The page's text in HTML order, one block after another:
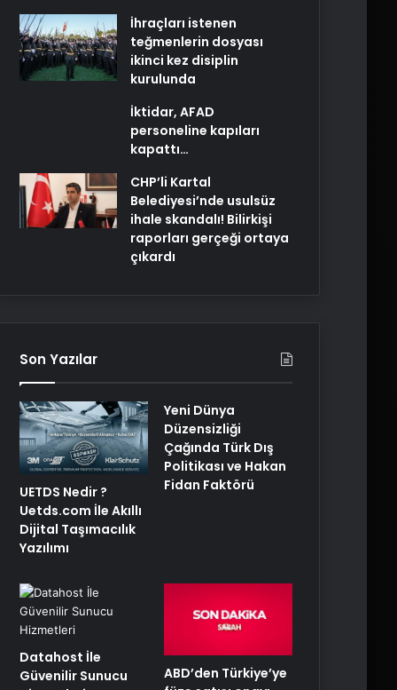
İhraçları istenen
teğmenlerin dosyası
ikinci kez disiplin
kurulunda
İktidar, AFAD
personeline kapıları
kapattı…
CHP’li Kartal
Belediyesi’nde usulsüz
ihale skandalı! Bilirkişi
raporları gerçeği ortaya
çıkardı
Son Yazılar
UETDS Nedir ?
Uetds.com İle Akıllı
Dijital Taşımacılık
Yazılımı
Yeni Dünya
Düzensizliği
Çağında Türk Dış
Politikası ve Hakan
Fidan Faktörü
Datahost İle
Güvenilir Sunucu
ABD’den Türkiye’ye